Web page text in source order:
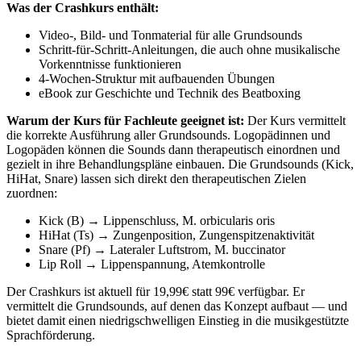
Was der Crashkurs enthält:
Video-, Bild- und Tonmaterial für alle Grundsounds
Schritt-für-Schritt-Anleitungen, die auch ohne musikalische
Vorkenntnisse funktionieren
4-Wochen-Struktur mit aufbauenden Übungen
eBook zur Geschichte und Technik des Beatboxing
Warum der Kurs für Fachleute geeignet ist: Der Kurs vermittelt
die korrekte Ausführung aller Grundsounds. Logopädinnen und
Logopäden können die Sounds dann therapeutisch einordnen und
gezielt in ihre Behandlungspläne einbauen. Die Grundsounds (Kick,
HiHat, Snare) lassen sich direkt den therapeutischen Zielen
zuordnen:
Kick (B) → Lippenschluss, M. orbicularis oris
HiHat (Ts) → Zungenposition, Zungenspitzenaktivität
Snare (Pf) → Lateraler Luftstrom, M. buccinator
Lip Roll → Lippenspannung, Atemkontrolle
Der Crashkurs ist aktuell für 19,99€ statt 99€ verfügbar. Er
vermittelt die Grundsounds, auf denen das Konzept aufbaut — und
bietet damit einen niedrigschwelligen Einstieg in die musikgestützte
Sprachförderung.